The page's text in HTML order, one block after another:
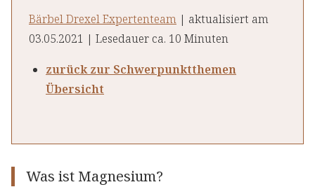
Bärbel Drexel Expertenteam | aktualisiert am
03.05.2021 | Lesedauer ca. 10 Minuten
zurück zur Schwerpunktthemen
Übersicht
Was ist Magnesium?